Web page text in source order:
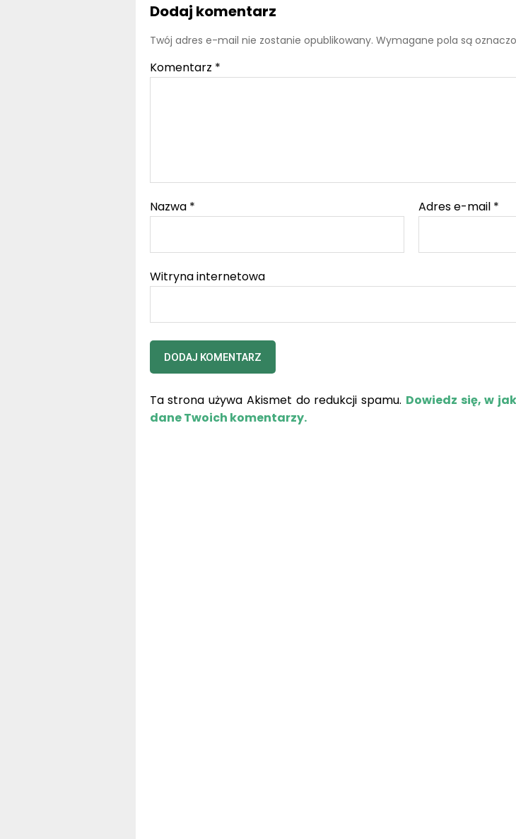
Dodaj komentarz
Twój adres e-mail nie zostanie opublikowany. Wymagane pola są
Komentarz *
Nazwa * Adres e-mail *
Witryna internetowa
Ta strona używa Akismet do redukcji spamu. Dowiedz się, w
dane Twoich komentarzy.